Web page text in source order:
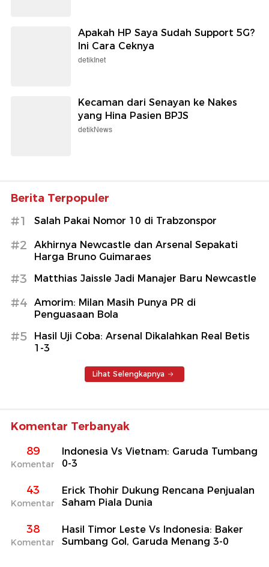
Apakah HP Saya Sudah Support 5G?
Ini Cara Ceknya
detikInet
Kecaman dari Senayan ke Nakes
yang Hina Pasien BPJS
detikNews
Berita Terpopuler
#1 Salah Pakai Nomor 10 di Trabzonspor
#2
Akhirnya Newcastle dan Arsenal Sepakati
Harga Bruno Guimaraes
#3 Matthias Jaissle Jadi Manajer Baru Newcastle
#4
Amorim: Milan Masih Punya PR di
Penguasaan Bola
#5
Hasil Uji Coba: Arsenal Dikalahkan Real Betis
1-3
Lihat Selengkapnya
Komentar Terbanyak
89
Komentar
Indonesia Vs Vietnam: Garuda Tumbang
0-3
43
Komentar
Erick Thohir Dukung Rencana Penjualan
Saham Piala Dunia
38
Komentar
Hasil Timor Leste Vs Indonesia: Baker
Sumbang Gol, Garuda Menang 3-0